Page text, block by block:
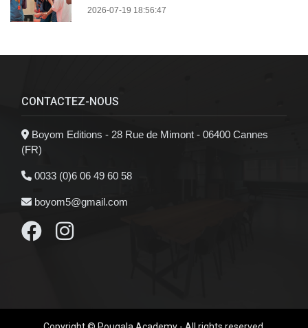
2026-07-19 18:56:47
CONTACTEZ-NOUS
Boyom Editions - 28 Rue de Mimont - 06400 Cannes
(FR)
0033 (0)6 06 49 60 58
boyom5@gmail.com